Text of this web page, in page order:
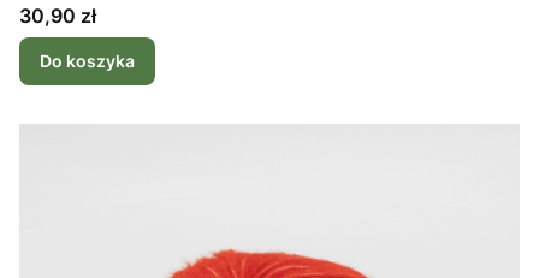
Cena
30,90 zł
Do koszyka